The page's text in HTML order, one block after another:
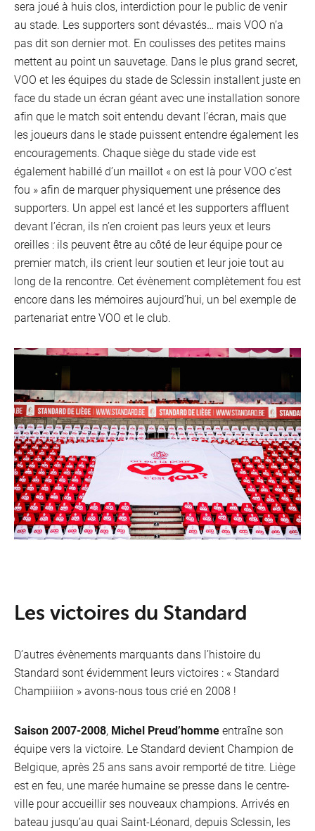
sera joué à huis clos, interdiction pour le public de venir
au stade. Les supporters sont dévastés… mais VOO n’a
pas dit son dernier mot. En coulisses des petites mains
mettent au point un sauvetage. Dans le plus grand secret,
VOO et les équipes du stade de Sclessin installent juste en
face du stade un écran géant avec une installation sonore
afin que le match soit entendu devant l’écran, mais que
les joueurs dans le stade puissent entendre également les
encouragements. Chaque siège du stade vide est
également habillé d’un maillot « on est là pour VOO c’est
fou » afin de marquer physiquement une présence des
supporters. Un appel est lancé et les supporters affluent
devant l’écran, ils n’en croient pas leurs yeux et leurs
oreilles : ils peuvent être au côté de leur équipe pour ce
premier match, ils crient leur soutien et leur joie tout au
long de la rencontre. Cet évènement complètement fou est
encore dans les mémoires aujourd’hui, un bel exemple de
partenariat entre VOO et le club.
Les victoires du Standard
D’autres évènements marquants dans l’histoire du
Standard sont évidemment leurs victoires : « Standard
Champiiiion » avons-nous tous crié en 2008 !
Saison 2007-2008, Michel Preud’hommeentraîne son
équipe vers la victoire. Le Standard devient Champion de
Belgique, après 25 ans sans avoir remporté de titre. Liège
est en feu, une marée humaine se presse dans le centre-
ville pour accueillir ses nouveaux champions. Arrivés en
bateau jusqu’au quai Saint-Léonard, depuis Sclessin, les